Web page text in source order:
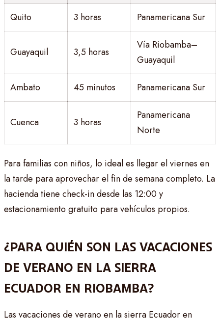
Quito 3 horas Panamericana Sur
Guayaquil 3,5 horas
Vía Riobamba–
Guayaquil
Ambato 45 minutos Panamericana Sur
Cuenca 3 horas
Panamericana
Norte
Para familias con niños, lo ideal es llegar el viernes en
la tarde para aprovechar el fin de semana completo. La
hacienda tiene check-in desde las 12:00 y
estacionamiento gratuito para vehículos propios.
¿PARA QUIÉN SON LAS VACACIONES
DE VERANO EN LA SIERRA
ECUADOR EN RIOBAMBA?
Las vacaciones de verano en la sierra Ecuador en